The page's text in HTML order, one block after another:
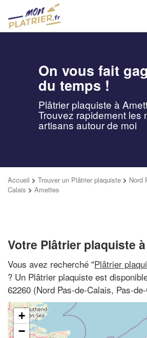
On vous fait
du temps !
Plâtrier plaquiste à
Trouvez rapidement les
artisans autour de moi
Accueil > Trouver un Plâtrier plaquiste > Nord
Calais > Amettes
Votre Plâtrier plaquiste
Vous avez recherché "Plâtrier
? Un Plâtrier plaquiste est
62260 (Nord Pas-de-Calais, Pas-
+
−